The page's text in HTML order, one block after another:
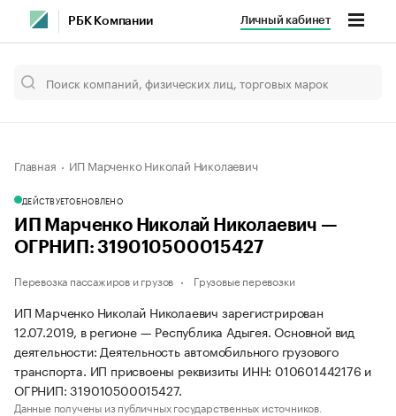
РБК Компании Личный кабинет
Главная ИП Марченко Николай Николаевич
ДЕЙСТВУЕТОБНОВЛЕНО
ИП Марченко Николай Николаевич —
ОГРНИП: 319010500015427
Перевозка пассажиров и грузов Грузовые перевозки
ИП Марченко Николай Николаевич зарегистрирован
12.07.2019, в регионе — Республика Адыгея. Основной вид
деятельности: Деятельность автомобильного грузового
транспорта. ИП присвоены реквизиты ИНН: 010601442176 и
ОГРНИП: 319010500015427.
Данные получены из публичных государственных источников.